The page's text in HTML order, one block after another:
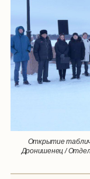
Открытие
Дронишенец /